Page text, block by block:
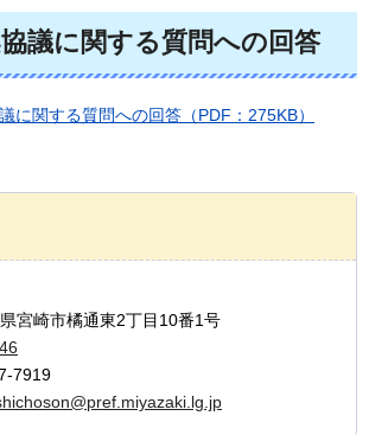
議に関する質問への回答
に関する質問への回答（PDF：275KB）
宮崎市橘通東2丁目10番1号
7919